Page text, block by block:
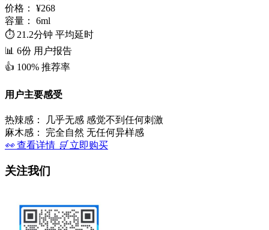
价格：
¥268
容量：
6ml
⏱️ 21.2分钟 平均延时
📊 6份 用户报告
👍 100% 推荐率
用户主要感受
热辣感：
几乎无感 感觉不到任何刺激
麻木感：
完全自然 无任何异样感
👀查看详情 🛒 立即购买
关注我们